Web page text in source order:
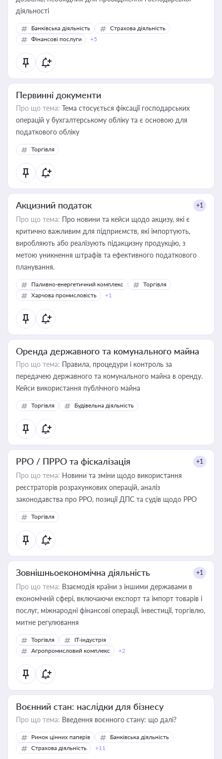
діяльності
Банківська діяльність
Страхова діяльність
Фінансові послуги
+5
Первинні документи
Про що тема: Тема стосується фіксації господарських
операцій у бухгалтерському обліку та є основою для
податкового обліку
Торгівля
Акцизний податок +1
Про що тема: Про новини та кейси щодо акцизу, які є
критично важливим для підприємств, які імпортують,
виробляють або реалізують підакцизну продукцію, з
метою уникнення штрафів та ефективного податкового
планування.
Паливно-енергетичний комплекс
Торгівля
Харчова промисловість
+1
Оренда державного та комунального майна
Про що тема: Правила, процедури і контроль за
передачею державного та комунального майна в оренду.
Кейси використання публічного майна
Торгівля Будівельна діяльність
РРО / ПРРО та фіскалізація +1
Про що тема: Новини та зміни щодо використання
реєстраторів розрахункових операцій, аналіз
законодавства про РРО, позиції ДПС та судів щодо РРО
Торгівля
Зовнішньоекономічна діяльність +1
Про що тема: Взаємодія країни з іншими державами в
економічній сфері, включаючи експорт та імпорт товарів і
послуг, міжнародні фінансові операції, інвестиції, торгівлю,
митне регулювання
Торгівля
IT-індустрія
Агропромисловий комплекс
+2
Воєнний стан: наслідки для бізнесу
Про що тема: Введення воєнного стану: що далі?
Ринок цінних паперів
Банківська діяльність
Страхова діяльність
+11